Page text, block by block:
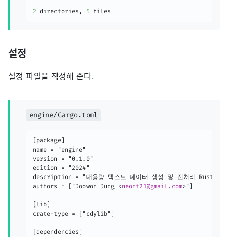
2 directories, 5 files
설정
설정 파일을 작성해 준다.
engine/Cargo.toml
[package]
name = "engine"
version = "0.1.0"
edition = "2024"
description = "대용량 텍스트 데이터 생성 및 전처리 Rust 엔
authors = ["Joowon Jung <neont21@gmail.com>"]
[lib]
crate-type = ["cdylib"]
[dependencies]